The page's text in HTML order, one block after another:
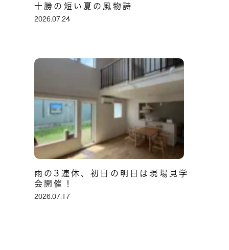
十勝の短い夏の風物詩
2026.07.24
雨の3連休、初日の明日は現場見学
会開催！
2026.07.17